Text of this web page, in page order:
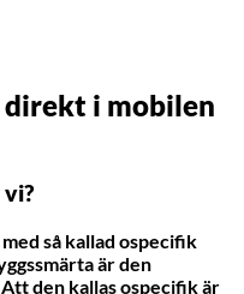
direkt i mobilen
så kallad ospecifik
är den
den kallas ospecifik är